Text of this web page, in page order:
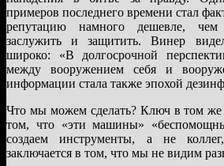
примеров последнего времени стал
репутацию намного дешевле,
заслужить и защитить. Винер
широко: «В долгосрочной
между вооружением себя и
информации стала также эпохой
Что мы можем сделать? Ключ в том
том, что «эти машины»
создаем инструменты, а не
заключается в том, что мы не видим